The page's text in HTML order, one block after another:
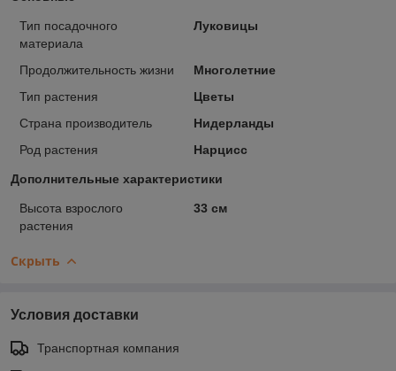
Тип посадочного
материала
Луковицы
Продолжительность жизни
Многолетние
Тип растения
Цветы
Страна производитель
Нидерланды
Род растения
Нарцисс
Дополнительные характеристики
Высота взрослого
растения
33 см
Скрыть
Условия доставки
Транспортная компания